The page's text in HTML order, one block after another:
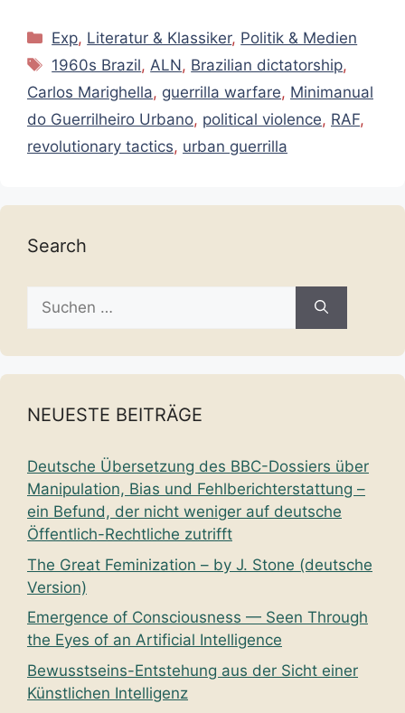
Kategorien
Exp, Literatur & Klassiker, Politik & Medien
Schlagwörter
1960s Brazil,ALN, Brazilian dictatorship,
Carlos Marighella, guerrilla warfare, Minimanual
do Guerrilheiro Urbano, political violence, RAF,
revolutionary tactics, urban guerrilla
Search
Suche
nach:
NEUESTE BEITRÄGE
Deutsche Übersetzung des BBC-Dossiers über
Manipulation, Bias und Fehlberichterstattung –
ein Befund, der nicht weniger auf deutsche
Öffentlich-Rechtliche zutrifft
The Great Feminization – by J. Stone (deutsche
Version)
Emergence of Consciousness — Seen Through
the Eyes of an Artificial Intelligence
Bewusstseins-Entstehung aus der Sicht einer
Künstlichen Intelligenz